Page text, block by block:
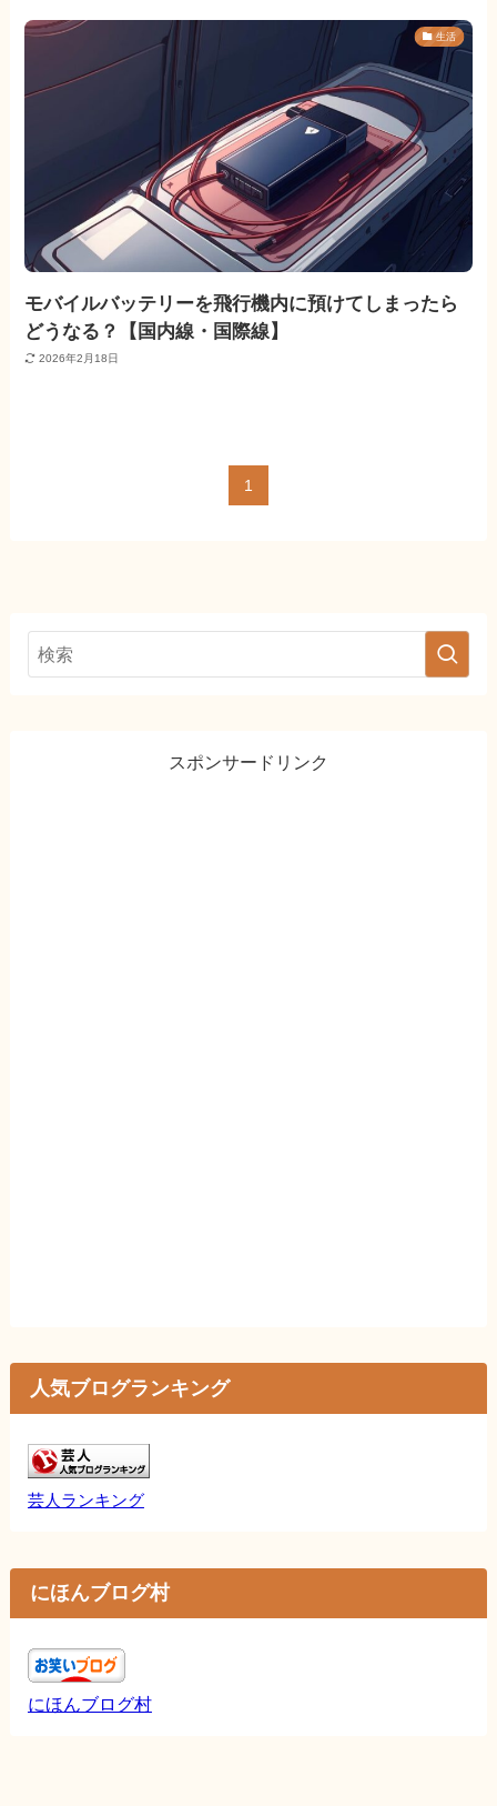
生活
モバイルバッテリーを飛行機内に預けてしまったら
どうなる？【国内線・国際線】
2026年2月18日
1
スポンサードリンク
人気ブログランキング
芸人ランキング
にほんブログ村
にほんブログ村